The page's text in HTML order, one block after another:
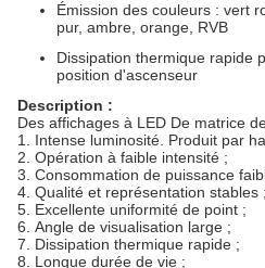
Émission des couleurs : vert
pur, ambre, orange , RVB
Dissipation thermique rapide
position d'ascenseur
Description :
Des affichages à LED De matrice
1. Intense luminosité. Produit par
2. Opération à faible intensité ;
3. Consommation de puissance
4. Qualité et représentation stables ;
5. Excellente uniformité de point ;
6. Angle de visualisation large ;
7. Dissipation thermique rapide ;
8. Longue durée de vie ;